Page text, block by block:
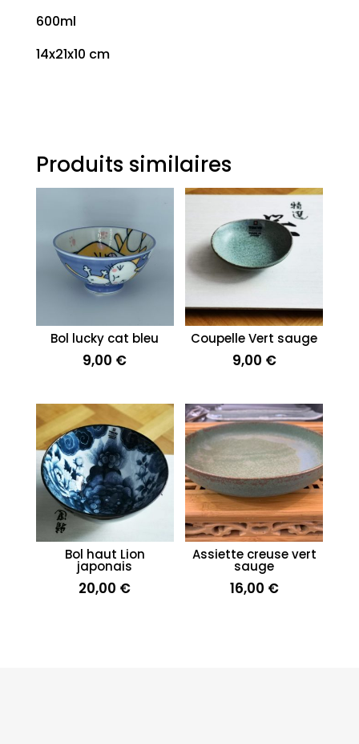
600ml
14x21x10 cm
Produits similaires
Bol lucky cat bleu
9,00 €
Coupelle Vert sauge
9,00 €
Bol haut Lion
japonais
20,00 €
Assiette creuse vert
sauge
16,00 €